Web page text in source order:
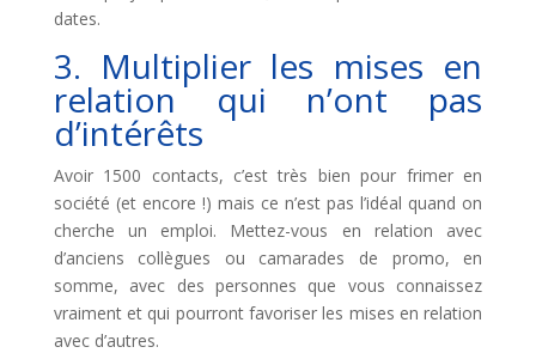
dates.
3. Multiplier les mises en
relation qui n’ont pas
d’intérêts
Avoir 1500 contacts, c’est très bien pour frimer en
société (et encore !) mais ce n’est pas l’idéal quand on
cherche un emploi. Mettez-vous en relation avec
d’anciens collègues ou camarades de promo, en
somme, avec des personnes que vous connaissez
vraiment et qui pourront favoriser les mises en relation
avec d’autres.